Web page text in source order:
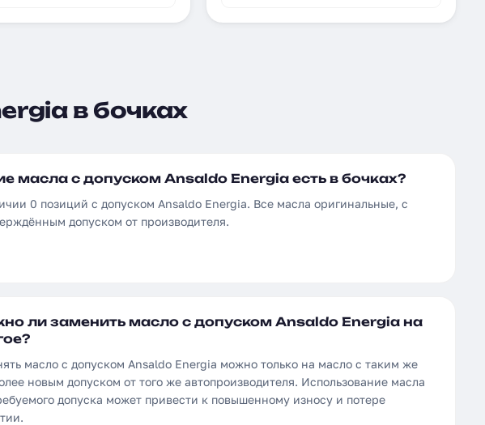
в бочках
масла с допуском Ansaldo Energia есть в бочках?
0 позиций с допуском Ansaldo Energia. Все масла оригинальные, с
допуском от производителя.
ли заменить масло с допуском Ansaldo Energia на
масло с допуском Ansaldo Energia можно только на масло с таким же
новым допуском от того же автопроизводителя. Использование масла
допуска может привести к повышенному износу и потере